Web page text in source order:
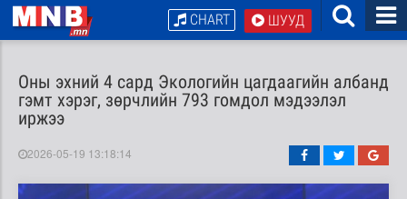
ШУУД
CHART
Оны эхний 4 сард Экологийн цагдаагийн албанд
гэмт хэрэг, зөрчлийн 793 гомдол мэдээлэл
иржээ
2026-05-19 13:18:14